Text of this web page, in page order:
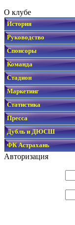
О клубе
История
Руководство
Спонсоры
Команда
Стадион
Маркетинг
Статистика
Пресса
Дубль и ДЮСШ
ФК Астрахань
Авторизация